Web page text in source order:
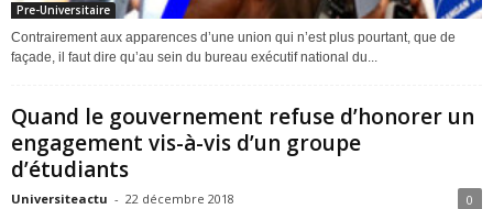
Pre-Universitaire
Contrairement aux apparences d’une union qui n’est plus pourtant, que de
façade, il faut dire qu’au sein du bureau exécutif national du...
Quand le gouvernement refuse d’honorer un
engagement vis-à-vis d’un groupe
d’étudiants
Universiteactu - 22 décembre 2018 0